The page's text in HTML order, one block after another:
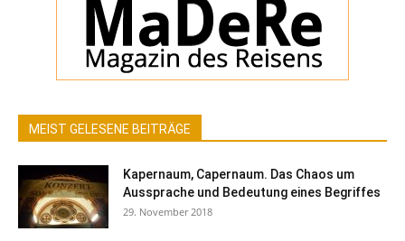
MEIST GELESENE BEITRÄGE
Kapernaum, Capernaum. Das Chaos um
Aussprache und Bedeutung eines Begriffes
29. November 2018